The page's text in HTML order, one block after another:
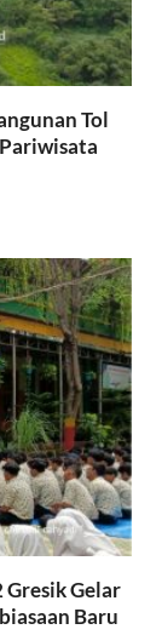
Tol
Gresik Gelar
Baru